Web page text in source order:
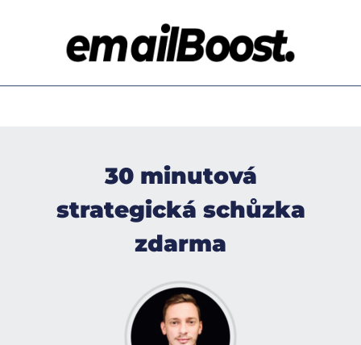
30 minutová
strategická schůzka
zdarma